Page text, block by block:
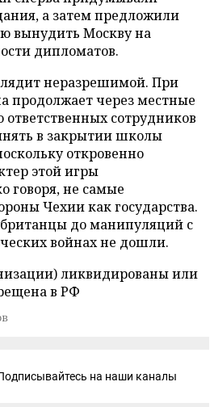
а затем предложили
вынудить Москву на
дипломатов.
неразрешимой. При
продолжает через местные
сотрудников
в закрытии школы
откровенно
этой игры
говоря, не самые
Чехии как государства.
до манипуляций с
войнах не дошли.
ликвидированы или
в РФ
на наши каналы